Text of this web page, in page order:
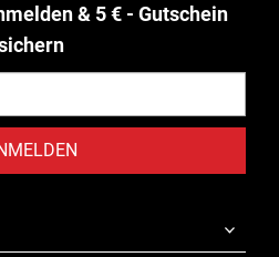
& 5 € - Gutschein